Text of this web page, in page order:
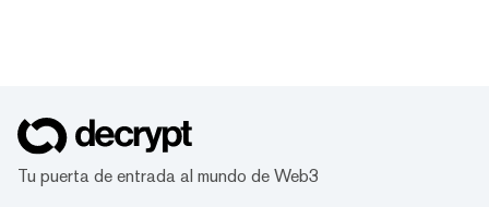
Tu puerta de entrada al mundo de Web3